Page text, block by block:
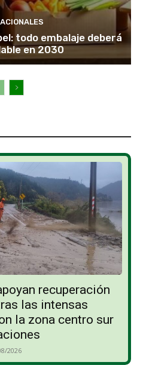
todo embalaje deberá
en 2030
recuperación
las intensas
la zona centro sur
2026